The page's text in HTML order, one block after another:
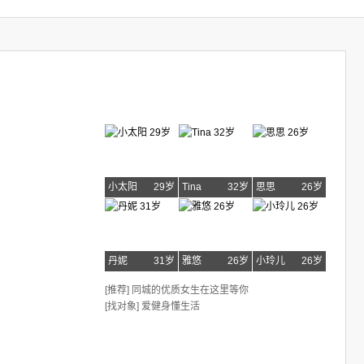
小太阳 29岁 Tina 32岁 思思 26岁
丹妮 31岁 雅悠 26岁 小玲儿 26岁
[推荐] 同城的优质女生在这里等你
[找对象] 爱健身懂生活